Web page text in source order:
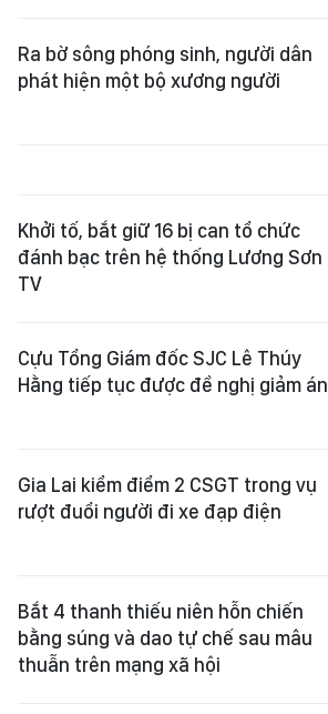
Ra bờ sông phóng sinh, người dân
phát hiện một bộ xương người
Khởi tố, bắt giữ 16 bị can tổ chức
đánh bạc trên hệ thống Lương Sơn
TV
Cựu Tổng Giám đốc SJC Lê Thúy
Hằng tiếp tục được đề nghị giảm án
Gia Lai kiểm điểm 2 CSGT trong vụ
rượt đuổi người đi xe đạp điện
Bắt 4 thanh thiếu niên hỗn chiến
bằng súng và dao tự chế sau mâu
thuẫn trên mạng xã hội